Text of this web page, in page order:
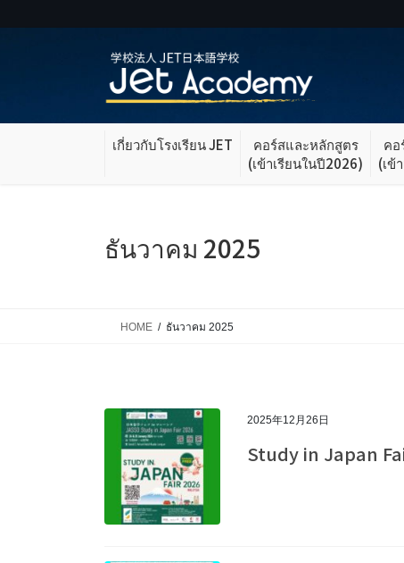
to
to
เกี่ยวกับโรงเรียน JET
คอร์สและหลักสูตร
(เข้าเรียนในปี2026)
คอ
(เข้
ธันวาคม 2025
HOME ธันวาคม 2025
2025年12月26日
Study in Japan